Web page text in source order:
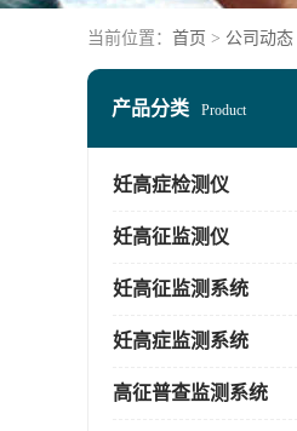
当前位置： 首页 > 公司动态
产品分类 Product
妊高症检测仪
妊高征监测仪
妊高征监测系统
妊高症监测系统
高征普查监测系统